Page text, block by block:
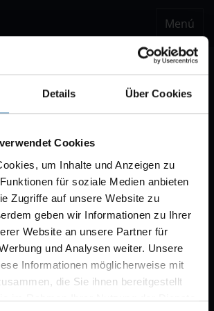
Details Über Cookies
Cookies
um Inhalte und Anzeigen zu
für soziale Medien anbieten
Zugriffe auf unsere Website zu
geben wir Informationen zu Ihrer
Website an unsere Partner für
und Analysen weiter. Unsere
Informationen möglicherweise mit
die Sie ihnen bereitgestellt
im Rahmen Ihrer Nutzung der Dienste
Menú
de enviarle un correo
– Das Berlin-Musical".
la venta comienza con diez